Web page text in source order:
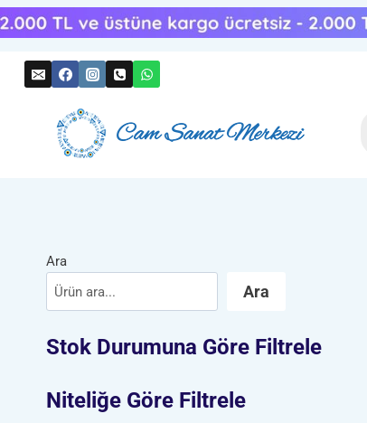
Skip
to
Ara
Ara
Stok Durumuna Göre Filtrele
Niteliğe Göre Filtrele